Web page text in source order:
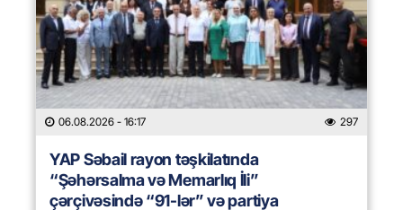
06.08.2026 - 16:17 297
YAP Səbail rayon təşkilatında
“Şəhərsalma və Memarlıq İli”
çərçivəsində “91-lər” və partiya